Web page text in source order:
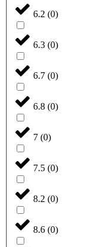
6.2 (0)
6.3 (0)
6.7 (0)
6.8 (0)
7 (0)
7.5 (0)
8.2 (0)
8.6 (0)